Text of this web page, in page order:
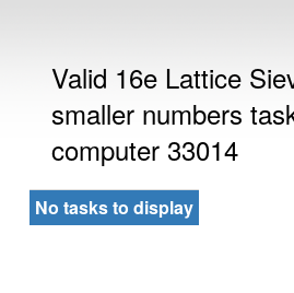
Valid 16e Lattice
smaller numbers
computer 33014
No tasks to display